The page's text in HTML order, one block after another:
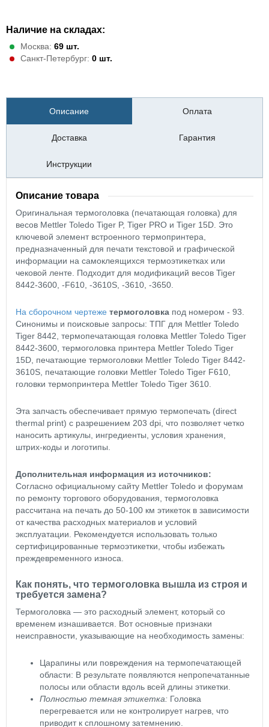
Наличие на складах:
Москва: 69 шт.
Санкт-Петербург: 0 шт.
Описание Оплата
Доставка Гарантия
Инструкции
Описание товара
Оригинальная термоголовка (печатающая головка) для
весов Mettler Toledo Tiger P, Tiger PRO и Tiger 15D. Это
ключевой элемент встроенного термопринтера,
предназначенный для печати текстовой и графической
информации на самоклеящихся термоэтикетках или
чековой ленте. Подходит для модификаций весов Tiger
8442-3600, -F610, -3610S, -3610, -3650.
На сборочном чертеже термоголовка под номером - 93.
Синонимы и поисковые запросы: ТПГ для Mettler Toledo
Tiger 8442, термопечатающая головка Mettler Toledo Tiger
8442-3600, термоголовка принтера Mettler Toledo Tiger
15D, печатающие термоголовки Mettler Toledo Tiger 8442-
3610S, печатающие головки Mettler Toledo Tiger F610,
головки термопринтера Mettler Toledo Tiger 3610.
Эта запчасть обеспечивает прямую термопечать (direct
thermal print) с разрешением 203 dpi, что позволяет четко
наносить артикулы, ингредиенты, условия хранения,
штрих-коды и логотипы.
Дополнительная информация из источников:
Согласно официальному сайту Mettler Toledo и форумам
по ремонту торгового оборудования, термоголовка
рассчитана на печать до 50-100 км этикеток в зависимости
от качества расходных материалов и условий
эксплуатации. Рекомендуется использовать только
сертифицированные термоэтикетки, чтобы избежать
преждевременного износа.
Как понять, что термоголовка вышла из строя и
требуется замена?
Термоголовка — это расходный элемент, который со
временем изнашивается. Вот основные признаки
неисправности, указывающие на необходимость замены:
Царапины или повреждения на термопечатающей
области: В результате появляются непропечатанные
полосы или области вдоль всей длины этикетки.
Полностью темная этикетка: Головка
перегревается или не контролирует нагрев, что
приводит к сплошному затемнению.